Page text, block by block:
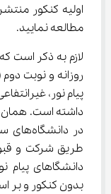
مطالعه نمایید.
پیام نور،
در
طریق شرکت و
دانشگا‌های
بدون کنکور و بر